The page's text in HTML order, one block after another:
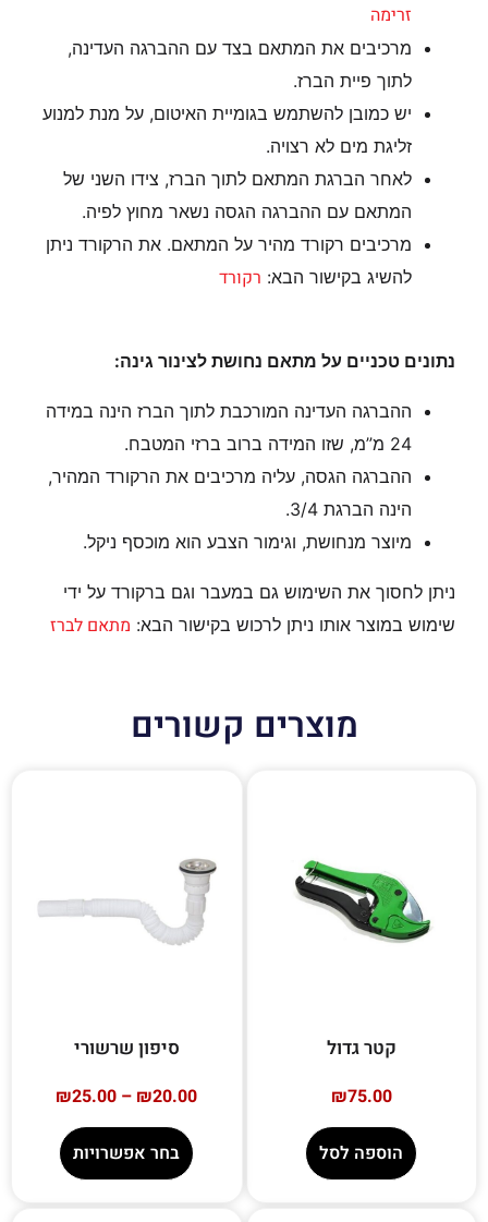
זרימה
מרכיבים את המתאם בצד עם ההברגה העדינה,
לתוך פיית הברז.
יש כמובן להשתמש בגומיית האיטום, על מנת למנוע
זליגת מים לא רצויה.
לאחר הברגת המתאם לתוך הברז, צידו השני של
המתאם עם ההברגה הגסה נשאר מחוץ לפיה.
מרכיבים רקורד מהיר על המתאם. את הרקורד ניתן
להשיג בקישור הבא: רקורד
נתונים טכניים על מתאם נחושת לצינור גינה:
ההברגה העדינה המורכבת לתוך הברז הינה במידה
24 מ”מ, שזו המידה ברוב ברזי המטבח.
ההברגה הגסה, עליה מרכיבים את הרקורד המהיר,
הינה הברגת 3/4.
מיוצר מנחושת, וגימור הצבע הוא מוכסף ניקל.
ניתן לחסוך את השימוש גם במעבר וגם ברקורד על ידי
שימוש במוצר אותו ניתן לרכוש בקישור הבא: מתאם לברז
מוצרים קשורים
קטר גדול
₪75.00
הוספה לסל
סיפון שרשורי
₪20.00
–
₪25.00
בחר אפשרויות